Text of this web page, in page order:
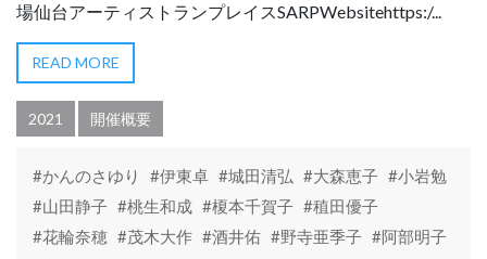
場仙台アーティストランプレイスSARPWebsitehttps:/...
READ MORE
2021 開催概要
#かんのさゆり #伊東卓 #城田清弘 #大森恵子 #小岩勉
#山田静子 #桃生和成 #榎本千賀子 #稙田優子
#花輪奈穂 #茂木大作 #酒井佑 #野寺亜季子 #阿部明子